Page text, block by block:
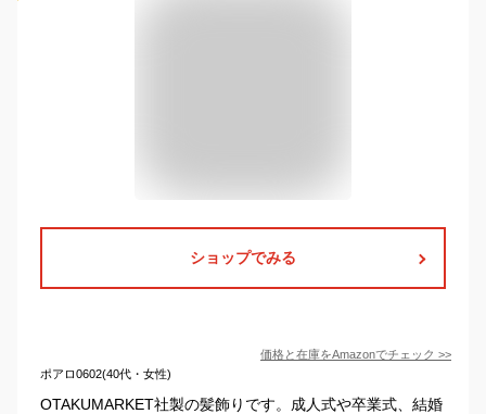
ショップでみる
価格と在庫をAmazonでチェック >>
ポアロ0602(40代・女性)
OTAKUMARKET社製の髪飾りです。成人式や卒業式、結婚